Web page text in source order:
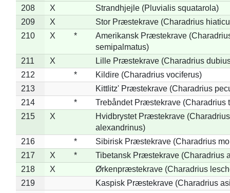
208
X
Strandhjejle (Pluvialis squatarola)
209
X
Stor Præstekrave (Charadrius
210
X *
Amerikansk Præstekrave
semipalmatus)
211
X
Lille Præstekrave (Charadrius
212
*
Kildire (Charadrius vociferus)
213
Kittlitz' Præstekrave (Charadrius
214
*
Trebåndet Præstekrave (Charadrius
215
X
Hvidbrystet Præstekrave (Charadrius
alexandrinus)
216
*
Sibirisk Præstekrave (Charadrius
217
X *
Tibetansk Præstekrave (Charadrius
218
X
Ørkenpræstekrave (Charadrius
219
Kaspisk Præstekrave (Charadrius